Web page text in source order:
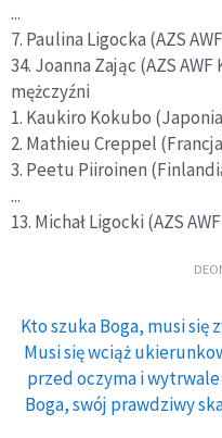
...
7. Paulina Ligocka (AZS
34. Joanna Zając (AZS
mężczyźni
1. Kaukiro Kokubo
2. Mathieu Creppel
3. Peetu Piiroinen
...
13. Michał Ligocki (AZS
Kto szuka Boga, musi się
Musi się wciąż
przed oczyma i
Boga, swój prawdziwy